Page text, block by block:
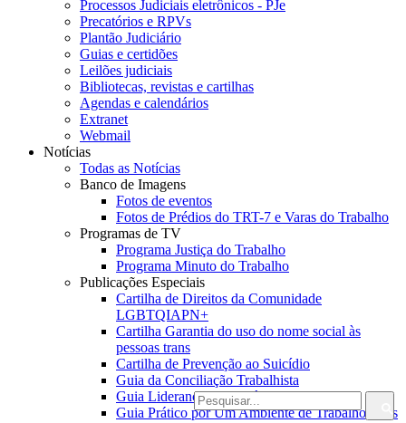
Processos Judiciais eletrônicos - PJe
Precatórios e RPVs
Plantão Judiciário
Guias e certidões
Leilões judiciais
Bibliotecas, revistas e cartilhas
Agendas e calendários
Extranet
Webmail
Notícias
Todas as Notícias
Banco de Imagens
Fotos de eventos
Fotos de Prédios do TRT-7 e Varas do Trabalho
Programas de TV
Programa Justiça do Trabalho
Programa Minuto do Trabalho
Publicações Especiais
Cartilha de Direitos da Comunidade
LGBTQIAPN+
Cartilha Garantia do uso do nome social às
pessoas trans
Cartilha de Prevenção ao Suicídio
Guia da Conciliação Trabalhista
Guia Liderança responsável
Guia Prático por Um Ambiente de Trabalho Mais